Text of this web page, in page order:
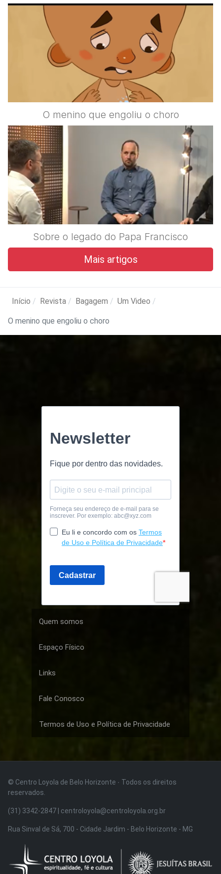
O menino que engoliu o choro
Sobre o legado do Papa Francisco
Mais artigos
Início Revista Bagagem Um Video
O menino que engoliu o choro
Quem somos
Espaço Físico
Links
Fale Conosco
Termos de Uso e Política de Privacidade
© Centro Loyola de Belo Horizonte · Todos os direitos
reservados.
(31) 3342-2847 | centroloyola@centroloyola.org.br
Rua Sinval de Sá, 700 - Cidade Jardim - Belo Horizonte - MG